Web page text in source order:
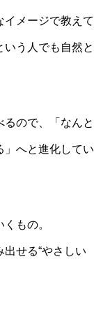
イメージで教えて
う人でも自然と
るので、「なんと
」へと進化してい
もの。
せる“やさしい